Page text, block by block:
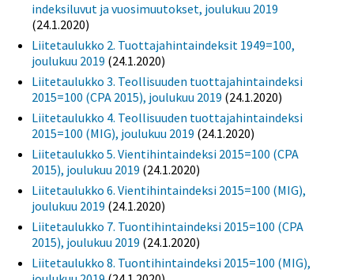
indeksiluvut ja vuosimuutokset, joulukuu 2019
(24.1.2020)
Liitetaulukko 2. Tuottajahintaindeksit 1949=100,
joulukuu 2019 (24.1.2020)
Liitetaulukko 3. Teollisuuden tuottajahintaindeksi
2015=100 (CPA 2015), joulukuu 2019 (24.1.2020)
Liitetaulukko 4. Teollisuuden tuottajahintaindeksi
2015=100 (MIG), joulukuu 2019 (24.1.2020)
Liitetaulukko 5. Vientihintaindeksi 2015=100 (CPA
2015), joulukuu 2019 (24.1.2020)
Liitetaulukko 6. Vientihintaindeksi 2015=100 (MIG),
joulukuu 2019 (24.1.2020)
Liitetaulukko 7. Tuontihintaindeksi 2015=100 (CPA
2015), joulukuu 2019 (24.1.2020)
Liitetaulukko 8. Tuontihintaindeksi 2015=100 (MIG),